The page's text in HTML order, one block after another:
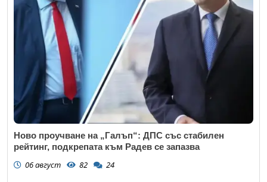
Ново проучване на „Галъп“: ДПС със стабилен
рейтинг, подкрепата към Радев се запазва
06 август 82 24